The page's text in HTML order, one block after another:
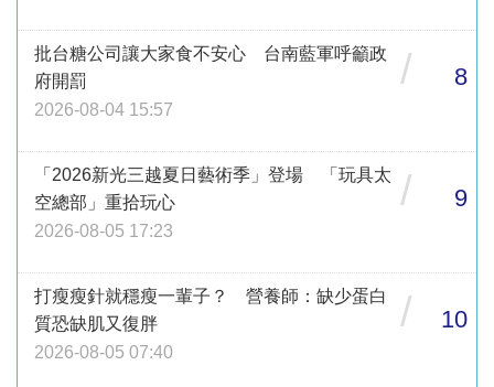
批台糖公司讓大家食不安心 台南藍軍呼籲政
府開罰
2026-08-04 15:57
/ 8
「2026新光三越夏日藝術季」登場 「玩具太
空總部」重拾玩心
2026-08-05 17:23
/ 9
打瘦瘦針就穩瘦一輩子？ 營養師：缺少蛋白
質恐缺肌又復胖
2026-08-05 07:40
/ 10